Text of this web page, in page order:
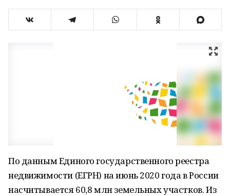
По данным Единого государственного реестра
недвижимости (ЕГРН) на июнь 2020 года в России
насчитывается 60,8 млн земельных участков. Из